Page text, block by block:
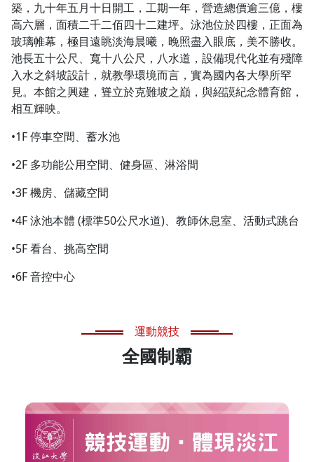
築，九十年五月十日開工，工期一年，營造總價逾三億，樓
高六層，面積二千二佰四十二建坪。泳池位於四樓，正面為
玻璃帷幕，極目遠眺淡海晨曦，晚照盡入眼底，美不勝收。
池長五十公尺、寬十八公尺，八水道，設備現代化並有殘障
入水之斜坡設計，就教學環境而言，實為國內各大學所罕
見。本館之興建，聳立於克難坡之巔，與紹謨紀念體育館，
相互輝映。
•1F 停車空間、蓄水池
•2F 多功能公用空間、健身區、淋浴間
•3F 機房、儲藏空間
•4F 泳池本體 (標準50公尺水道)、教師休息室、活動式跳台
•5F 看台、挑高空間
•6F 音控中心
運動競技
全國制霸